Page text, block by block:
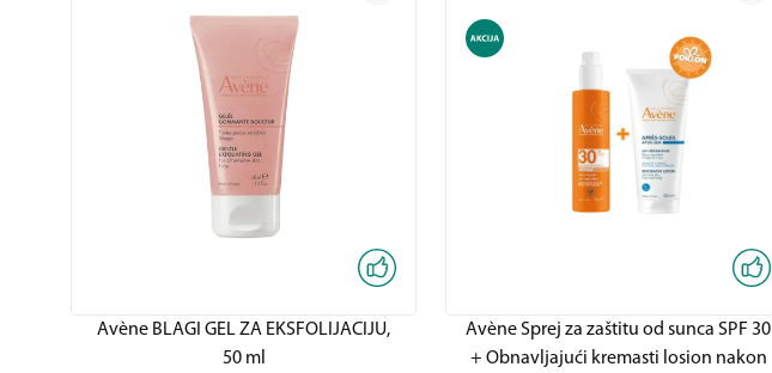
Avène BLAGI GEL ZA EKSFOLIJACIJU,
50 ml
Avène Sprej za zaštitu od sunca SPF 30
+ Obnavljajući kremasti losion nakon